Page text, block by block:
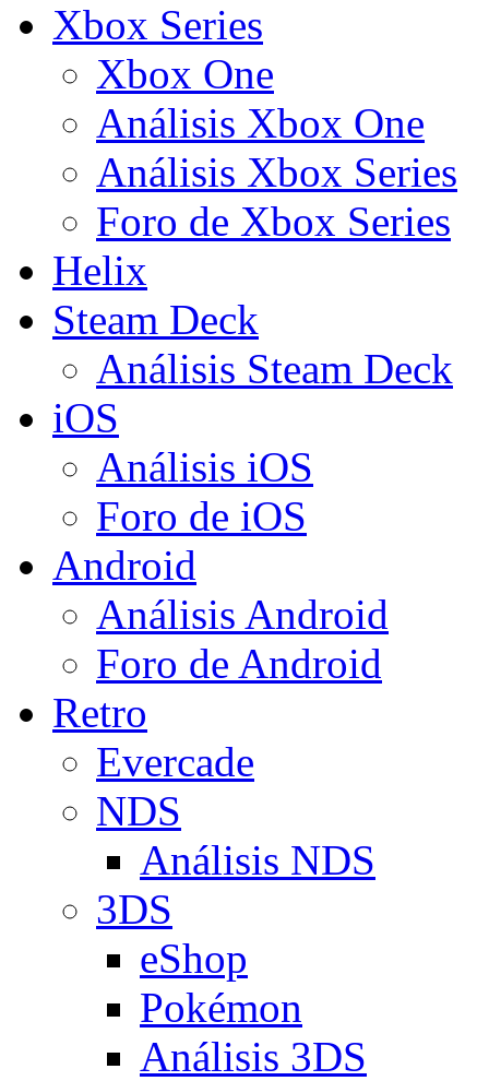
Xbox Series
Xbox One
Análisis Xbox One
Análisis Xbox Series
Foro de Xbox Series
Helix
Steam Deck
Análisis Steam Deck
iOS
Análisis iOS
Foro de iOS
Android
Análisis Android
Foro de Android
Retro
Evercade
NDS
Análisis NDS
3DS
eShop
Pokémon
Análisis 3DS